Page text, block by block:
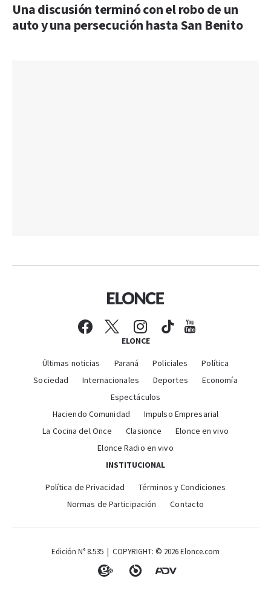
Una discusión terminó con el robo de un
auto y una persecución hasta San Benito
ELONCE
Últimas noticias Paraná Policiales
Política
Sociedad
Internacionales Deportes
Economía
Espectáculos
Haciendo Comunidad
Impulso Empresarial
La Cocina del Once
Clasionce
Elonce en vivo
Elonce Radio en vivo
INSTITUCIONAL
Política de Privacidad
Términos y Condiciones
Normas de Participación
Contacto
Edición N° 8.535 | COPYRIGHT: © 2026 Elonce.com